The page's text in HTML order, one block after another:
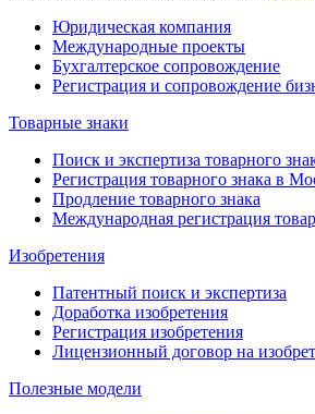
Юридическая компания
Международные проекты
Бухгалтерское сопровождение
Регистрация и сопровождение
Товарные знаки
Поиск и экспертиза товарного
Регистрация товарного знака в
Продление товарного знака
Международная регистрация
Изобретения
Патентный поиск и экспертиза
Доработка изобретения
Регистрация изобретения
Лицензионный договор на
Полезные модели